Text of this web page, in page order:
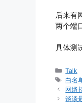
后来有
两个端
具体测
分
类
Talk
标
签
白名
网络
谈谈